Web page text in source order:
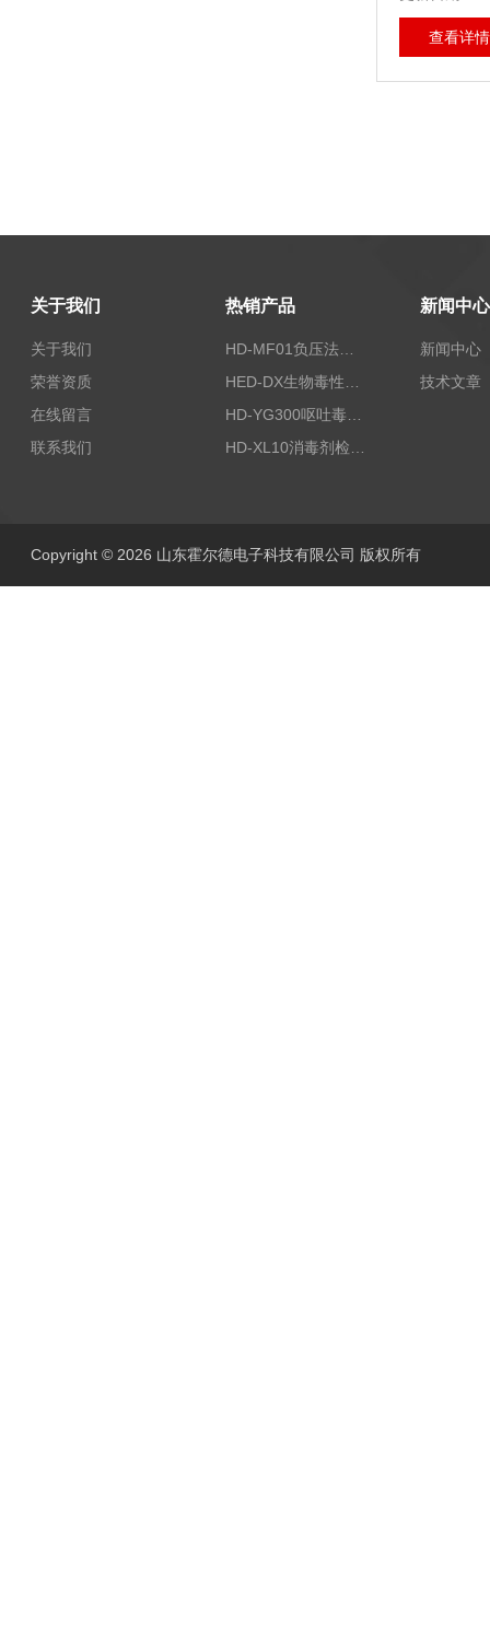
查看详情
关于我们
关于我们
荣誉资质
在线留言
联系我们
热销产品
HD-MF01负压法密封性测试仪
新闻中心
新闻中心
技术文章
Copyright © 2026 山东霍尔德电子科技有限公司 版权所有